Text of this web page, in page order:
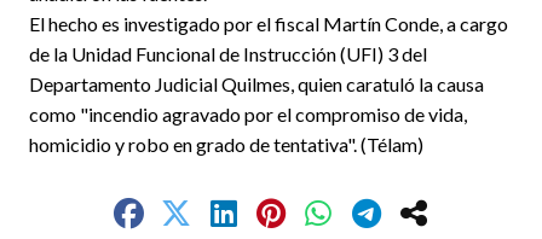
El hecho es investigado por el fiscal Martín Conde, a cargo
de la Unidad Funcional de Instrucción (UFI) 3 del
Departamento Judicial Quilmes, quien caratuló la causa
como "incendio agravado por el compromiso de vida,
homicidio y robo en grado de tentativa". (Télam)